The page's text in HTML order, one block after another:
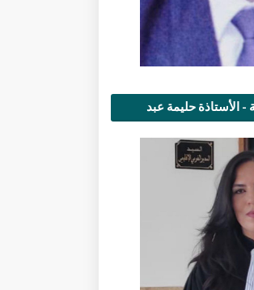
الأستاذة حليمة عبد